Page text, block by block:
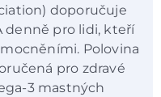
doporučuje
denně pro lidi, kteří
Polovina
pro zdravé
3 mastných